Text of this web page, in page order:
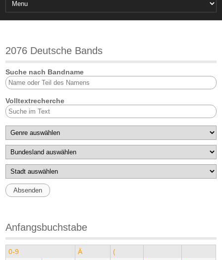
2076 Deutsche Bands
Suche nach Bandname
Volltextrecherche
Anfangsbuchstabe
0-9 Ä
(